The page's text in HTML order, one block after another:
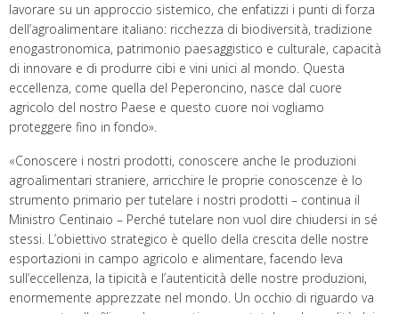
lavorare su un approccio sistemico, che enfatizzi i punti di forza
dell’agroalimentare italiano: ricchezza di biodiversità, tradizione
enogastronomica, patrimonio paesaggistico e culturale, capacità
di innovare e di produrre cibi e vini unici al mondo. Questa
eccellenza, come quella del Peperoncino, nasce dal cuore
agricolo del nostro Paese e questo cuore noi vogliamo
proteggere fino in fondo».
«Conoscere i nostri prodotti, conoscere anche le produzioni
agroalimentari straniere, arricchire le proprie conoscenze è lo
strumento primario per tutelare i nostri prodotti – continua il
Ministro Centinaio – Perché tutelare non vuol dire chiudersi in sé
stessi. L’obiettivo strategico è quello della crescita delle nostre
esportazioni in campo agricolo e alimentare, facendo leva
sull’eccellenza, la tipicità e l’autenticità delle nostre produzioni,
enormemente apprezzate nel mondo. Un occhio di riguardo va